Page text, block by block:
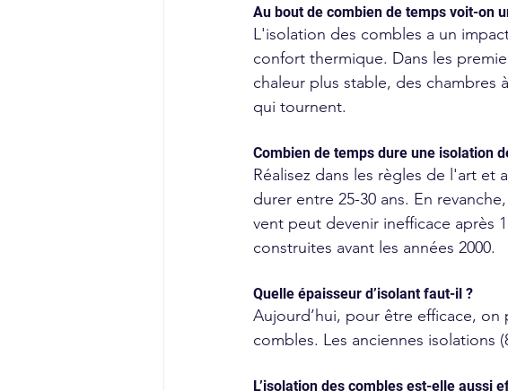
Au bout de combien de temps voit-on
L'isolation des combles a un
confort thermique. Dans les
chaleur plus stable, des
qui tournent.
Combien de temps dure une isolation
Réalisez dans les règles de l'art
durer entre 25-30 ans. En
vent peut devenir inefficace après
construites avant les années 2000.
Quelle épaisseur d’isolant faut-il ?
Aujourd’hui, pour être efficace, on
combles. Les anciennes isolations
L’isolation des combles est-elle aussi